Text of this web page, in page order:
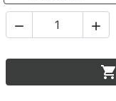
 
